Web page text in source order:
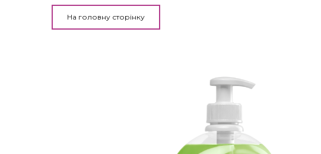
На головну сторінку